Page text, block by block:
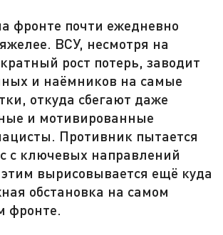
фронте почти ежедневно
ВСУ, несмотря на
рост потерь, заводит
и наёмников на самые
откуда сбегают даже
и мотивированные
Противник пытается
с ключевых направлений
вырисовывается ещё куда
обстановка на самом
фронте.